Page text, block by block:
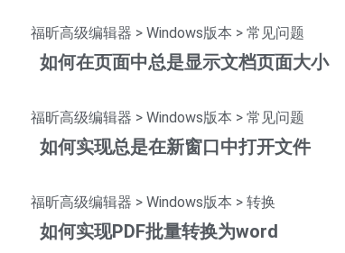
福昕高级编辑器 > Windows版本 > 常见问题
如何在页面中总是显示文档页面大小
福昕高级编辑器 > Windows版本 > 常见问题
如何实现总是在新窗口中打开文件
福昕高级编辑器 > Windows版本 > 转换
如何实现PDF批量转换为word